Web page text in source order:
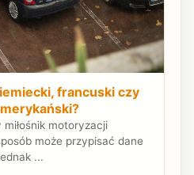
francuski czy
motoryzacji
może przypisać dane
...